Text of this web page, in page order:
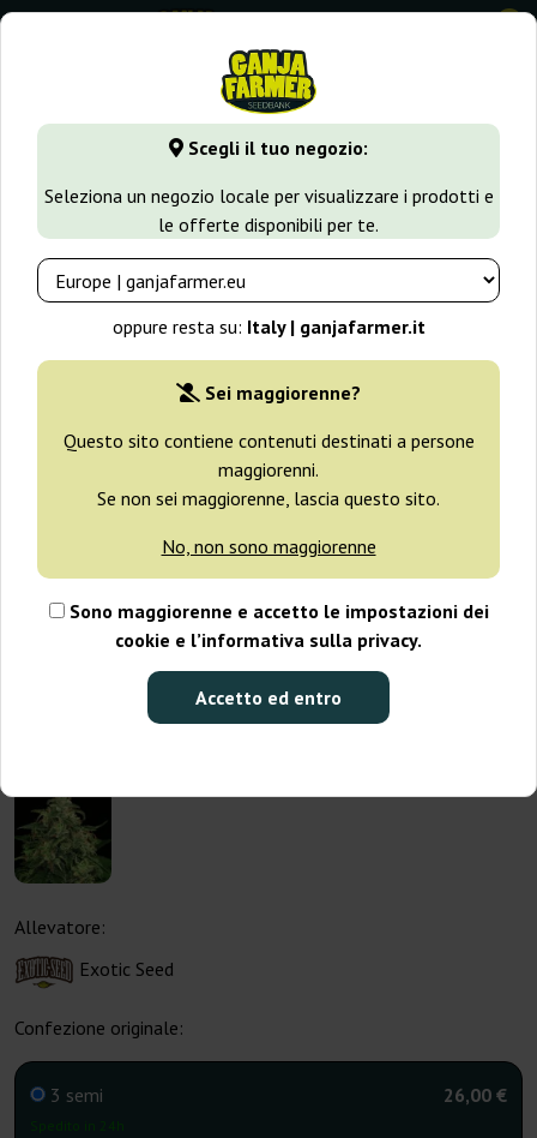
Scegli il tuo negozio:
Seleziona un negozio locale per visualizzare i prodotti e
le offerte disponibili per te.
oppure resta su: Italy | ganjafarmer.it
Sei maggiorenne?
Questo sito contiene contenuti destinati a persone
maggiorenni.
Se non sei maggiorenne, lascia questo sito.
No, non sono maggiorenne
Sono maggiorenne e accetto le impostazioni dei
cookie e l’informativa sulla privacy.
Accetto ed entro
0
GanjaFarmer.it Tipi di Semi Semi Indica Mango Cream
Allevatore:
Exotic Seed
Confezione originale:
3 semi 26,00 €